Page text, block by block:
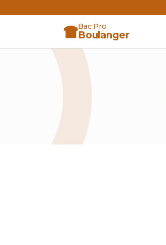
Bac Pro
Boulanger